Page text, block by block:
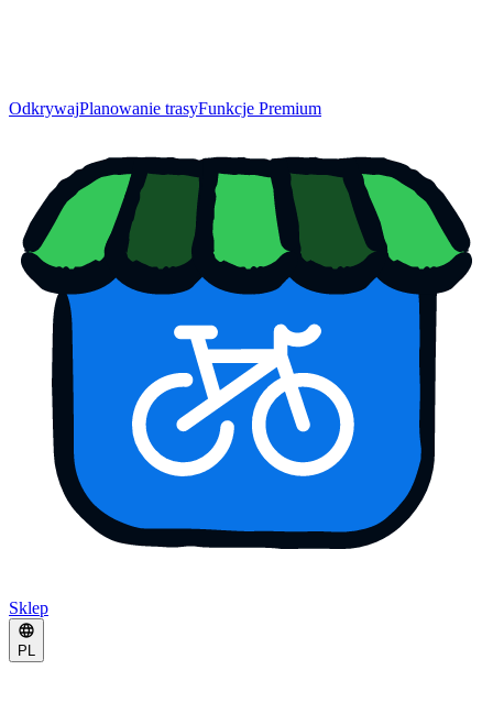
OdkrywajPlanowanie trasyFunkcje Premium
Sklep
PL